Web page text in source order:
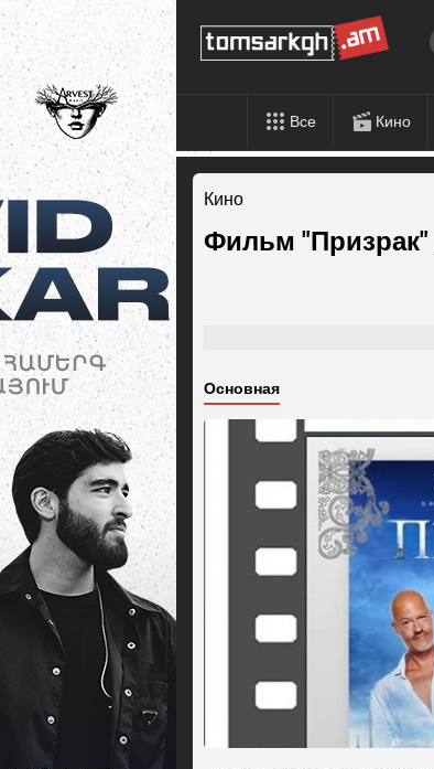
Все Кино
Кино
Фильм
Основная